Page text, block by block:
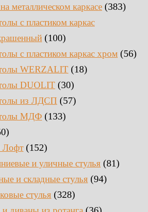
металлическом каркасе (383)
с пластиком каркас
(100)
с пластиком каркас хром (56)
WERZALIT (18)
DUOLIT (30)
из ЛДСП (57)
МДФ (133)
Лофт (152)
и уличные стулья (81)
и складные стулья (94)
стулья (328)